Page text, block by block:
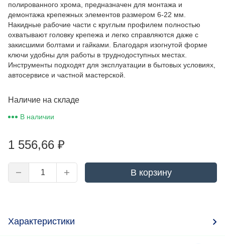
полированного хрома, предназначен для монтажа и
демонтажа крепежных элементов размером 6-22 мм.
Накидные рабочие части с круглым профилем полностью
охватывают головку крепежа и легко справляются даже с
закисшими болтами и гайками. Благодаря изогнутой форме
ключи удобны для работы в труднодоступных местах.
Инструменты подходят для эксплуатации в бытовых условиях,
автосервисе и частной мастерской.
Наличие на складе
В наличии
1 556,66 ₽
В корзину
Характеристики